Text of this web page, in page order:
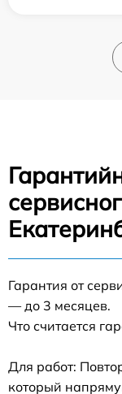
Гарантия от
— до 3 месяцев.
Что считается
Для работ:
который